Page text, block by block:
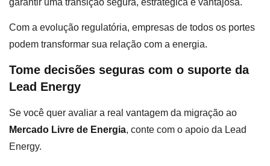
Com a evolução regulatória, empresas de todos os portes
podem transformar sua relação com a energia.
Tome decisões seguras com o suporte da
Lead Energy
Se você quer avaliar a real vantagem da migração ao
Mercado Livre de Energia, conte com o apoio da Lead
Energy.